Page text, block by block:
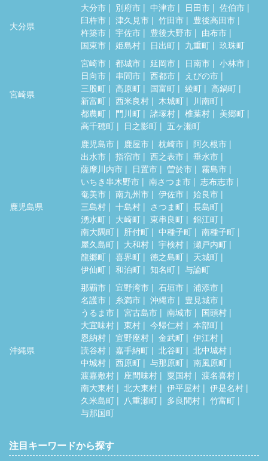
大分県
大分市 別府市 中津市 日田市
佐伯市
臼杵市
津久見市 竹田市
豊後高田市
杵築市
宇佐市 豊後大野市
由布市
国東市
姫島村 日出町 九重町 玖珠町
宮崎県
宮崎市 都城市 延岡市 日南市
小林市
日向市
串間市 西都市
えびの市
三股町
高原町 国富町 綾町
高鍋町
新富町
西米良村 木城町
川南町
都農町
門川町 諸塚村 椎葉村
美郷町
高千穂町
日之影町 五ヶ瀬町
鹿児島県
鹿児島市 鹿屋市 枕崎市
阿久根市
出水市
指宿市 西之表市
垂水市
薩摩川内市
日置市 曽於市
霧島市
いちき串木野市
南さつま市
志布志市
奄美市
南九州市 伊佐市
姶良市
三島村
十島村 さつま町
長島町
湧水町
大崎町 東串良町
錦江町
南大隅町
肝付町 中種子町
南種子町
屋久島町
大和村 宇検村
瀬戸内町
龍郷町
喜界町 徳之島町
天城町
伊仙町
和泊町 知名町 与論町
沖縄県
那覇市 宜野湾市 石垣市
浦添市
名護市
糸満市 沖縄市
豊見城市
うるま市
宮古島市 南城市
国頭村
大宜味村
東村 今帰仁村
本部町
恩納村
宜野座村 金武町
伊江村
読谷村
嘉手納町 北谷町
北中城村
中城村
西原町 与那原町
南風原町
渡嘉敷村
座間味村 粟国村
渡名喜村
南大東村
北大東村 伊平屋村
伊是名村
久米島町
八重瀬町 多良間村
竹富町
与那国町
注目キーワードから探す